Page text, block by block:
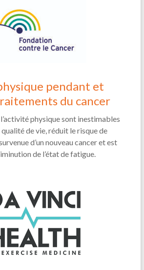
pendant et
du cancer
physique sont inestimables
de vie, réduit le risque de
d’un nouveau cancer et est
de l’état de fatigue.